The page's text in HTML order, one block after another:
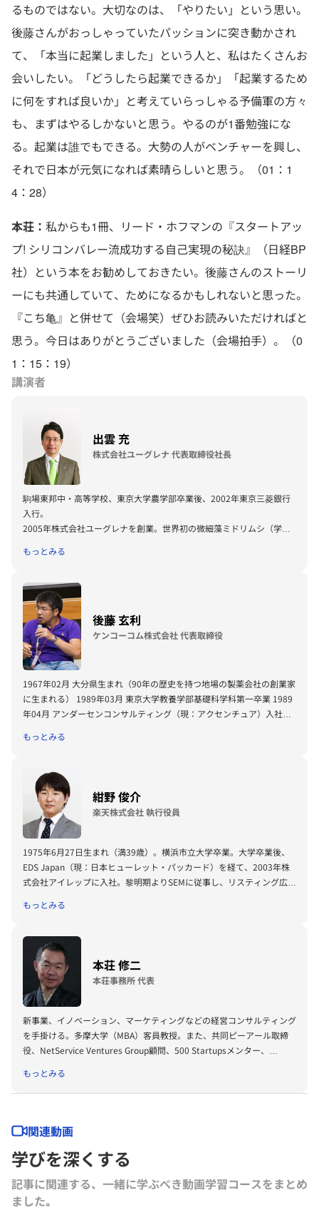
るものではない。大切なのは、「やりたい」という思い。
後藤さんがおっしゃっていたパッションに突き動かされ
て、「本当に起業しました」という人と、私はたくさんお
会いしたい。「どうしたら起業できるか」「起業するため
に何をすれば良いか」と考えていらっしゃる予備軍の方々
も、まずはやるしかないと思う。やるのが1番勉強にな
る。起業は誰でもできる。大勢の人がベンチャーを興し、
それで日本が元気になれば素晴らしいと思う。（01：1
4：28）
本荘： 私からも1冊、リード・ホフマンの『スタートアッ
プ! シリコンバレー流成功する自己実現の秘訣』（日経BP
社）という本をお勧めしておきたい。後藤さんのストーリ
ーにも共通していて、ためになるかもしれないと思った。
『こち亀』と併せて（会場笑）ぜひお読みいただければと
思う。今日はありがとうございました（会場拍手）。（0
1：15：19）
講演者
出雲 充
株式会社ユーグレナ 代表取締役社長
駒場東邦中・高等学校、東京大学農学部卒業後、2002年東京三菱銀行
入行。
2005年株式会社ユーグレナを創業。世界初の微細藻ミドリムシ（学
世界経済フォーラム（ダボス会議）ヤンググローバルリーダー、第一回
総理大臣賞」受賞。
著書に『僕はミドリムシで世界を救うことに決めた。』（小学館新書）
『サステナブルビジネス』（PHP研究所）
経団連スタートアップ委員長、経済同友会スタートアップ推進総合委員
長、内閣官房知的財産戦略本部員、文部科学省起業家教育推進大使、東
京大学農学部運営諮問委員、ビル＆メリンダ・ゲイツ財団SDGs
Goalkeeper
もっとみる
後藤 玄利
ケンコーコム株式会社 代表取締役
1967年02月 大分県生まれ（90年の歴史を持つ地場の製薬会社の創業家
に生まれる） 1989年03月 東京大学教養学部基礎科学科第一卒業 1989
年04月 アンダーセンコンサルティング（現：アクセンチュア）入社。
ーセンコンサルティング（現：アクセンチュア）退社 1994年11月 株式
に就任 2000年05月 健康関連ECサイト『ケンコーコム』 を立ち上げ
2002年11月 福岡県に薬店「 ドラッグケンコーコム」を開設、医薬品の
取扱開始 2004年06月 東証マザーズ上場 2007年06月 米国に子会社
Kenko.com U.S.A.Inc.を設立 2009年10月 シンガポールに子会社
Kenko. com Singapore Pte. Ltd.を設立 2011年05月 福岡県中央区天
神にケンコーコム株式会社の福岡オフィス新設 2012年06月 楽天株式会
社と資本業務提携 2013年01月 医薬品ネット販売規制裁判において最高
裁で勝訴判決、中止していた第一類と第二類の医薬品販売を再開 その
drug.jp/）理事長、新経済連盟（http://jane.or.jp/）幹事を務める。
もっとみる
紺野 俊介
楽天株式会社 執行役員
1975年6月27日生まれ（満39歳）。横浜市立大学卒業。大学卒業後、
EDS Japan（現：日本ヒューレット・パッカード）を経て、2003年株
式会社アイレップに入社。黎明期よりSEMに従事し、リスティング広告
ライアント企業のデジタルマーケティング施策を成功に導く。2006年
には大阪証券取引所ヘラクレス（現： 東京証券取引所JASDAQ）への上
場を牽引する等、アイレップを運用型広告でトップクラスの企業へと導
く。2009年1月株式会社アイレップ代表取締役社長へ就任し、現在は、
代表としてアイレップグループ全体のデジタルマーケティング事業を率
いるとともに、書籍・コラム執筆や、セミナー講演を積極的に務めてい
る。2012年12月アイレップが世界経済フォーラム（World Economic
Forum）から世界成長企業（Global GrowthCompany）として選出さ
れ、2013年6月よりダボス会議に参加。2013年5月に公益社団法人ベト
もっとみる
本荘 修二
本荘事務所 代表
新事業、イノベーション、マーケティングなどの経営コンサルティング
を手掛ける。多摩大学（MBA）客員教授。また、共同ピーアール取締
役、NetService Ventures Group顧問、500 Startupsメンター、
ストン・コンサルティング・グループ、米Computer Sciences Corp.に
て経営コンサルティングに従事の後、CSK/セガ・グループで会長付・
General Atlantic LLC日本代表などを経て、現在に至る。東京大学工学
部卒業、ペンシルベニア大学経営学修士、早稲田大学博士（学術：国際
経営）。『エコシステム・マーケティング』『成長を創造する経営』
『日本的経営を忘れた日本企業へ』など著書多数。翻訳に「ザッポス伝
説」がある。「インキュベーションの虚と実」「明日をつくる女性起業
家」ほか連載中。
もっとみる
関連動画
学びを深くする
記事に関連する、一緒に学ぶべき動画学習コースをまとめ
ました｡